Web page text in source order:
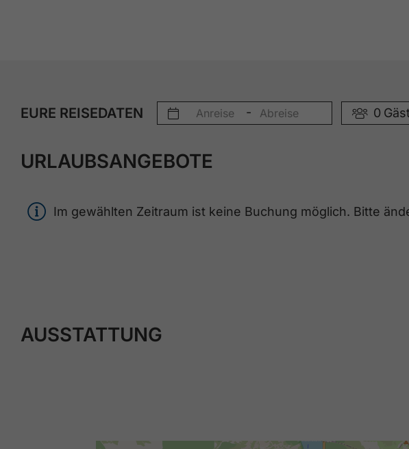
EURE REISEDATEN - 0
URLAUBSANGEBOTE
Im gewählten Zeitraum ist keine Buchung möglich. Bitte
AUSSTATTUNG